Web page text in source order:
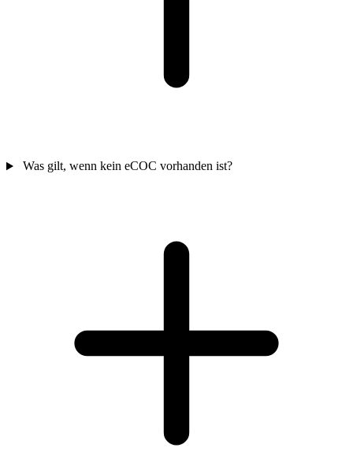
Was gilt, wenn kein eCOC vorhanden ist?